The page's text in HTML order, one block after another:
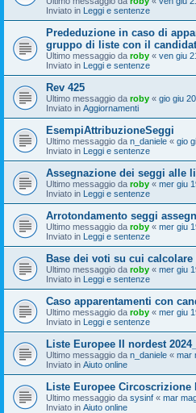
Inviato in Leggi e sentenze
Prededuzione in caso di
gruppo di liste con il
Ultimo messaggio da roby « ven giu
Inviato in Leggi e sentenze
Rev 425
Ultimo messaggio da roby « gio giu
Inviato in Aggiornamenti
EsempiAttribuzioneSeggi
Ultimo messaggio da n_daniele « gio
Inviato in Leggi e sentenze
Assegnazione dei seggi alle
Ultimo messaggio da roby « mer giu
Inviato in Leggi e sentenze
Arrotondamento seggi
Ultimo messaggio da roby « mer giu
Inviato in Leggi e sentenze
Base dei voti su cui
Ultimo messaggio da roby « mer giu
Inviato in Leggi e sentenze
Caso apparentamenti con
Ultimo messaggio da roby « mer giu
Inviato in Leggi e sentenze
Liste Europee II nordest
Ultimo messaggio da n_daniele « mar
Inviato in Aiuto online
Liste Europee Circoscrizione
Ultimo messaggio da sysinf « mar
Inviato in Aiuto online